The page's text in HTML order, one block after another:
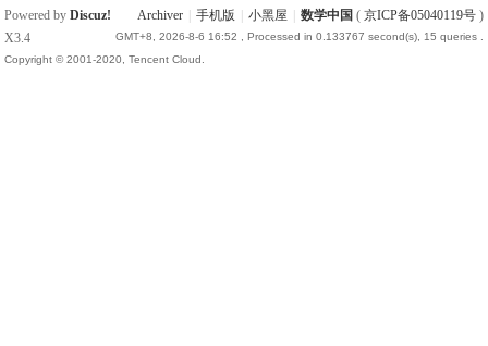
Archiver 手机版 小黑屋 数学中国 ( 京ICP备05040119号)
GMT+8, 2026-8-6 16:52 , Processed in 0.133767 second(s), 15 queries .
Powered byDiscuz!
X3.4
Copyright © 2001-2020, Tencent Cloud.